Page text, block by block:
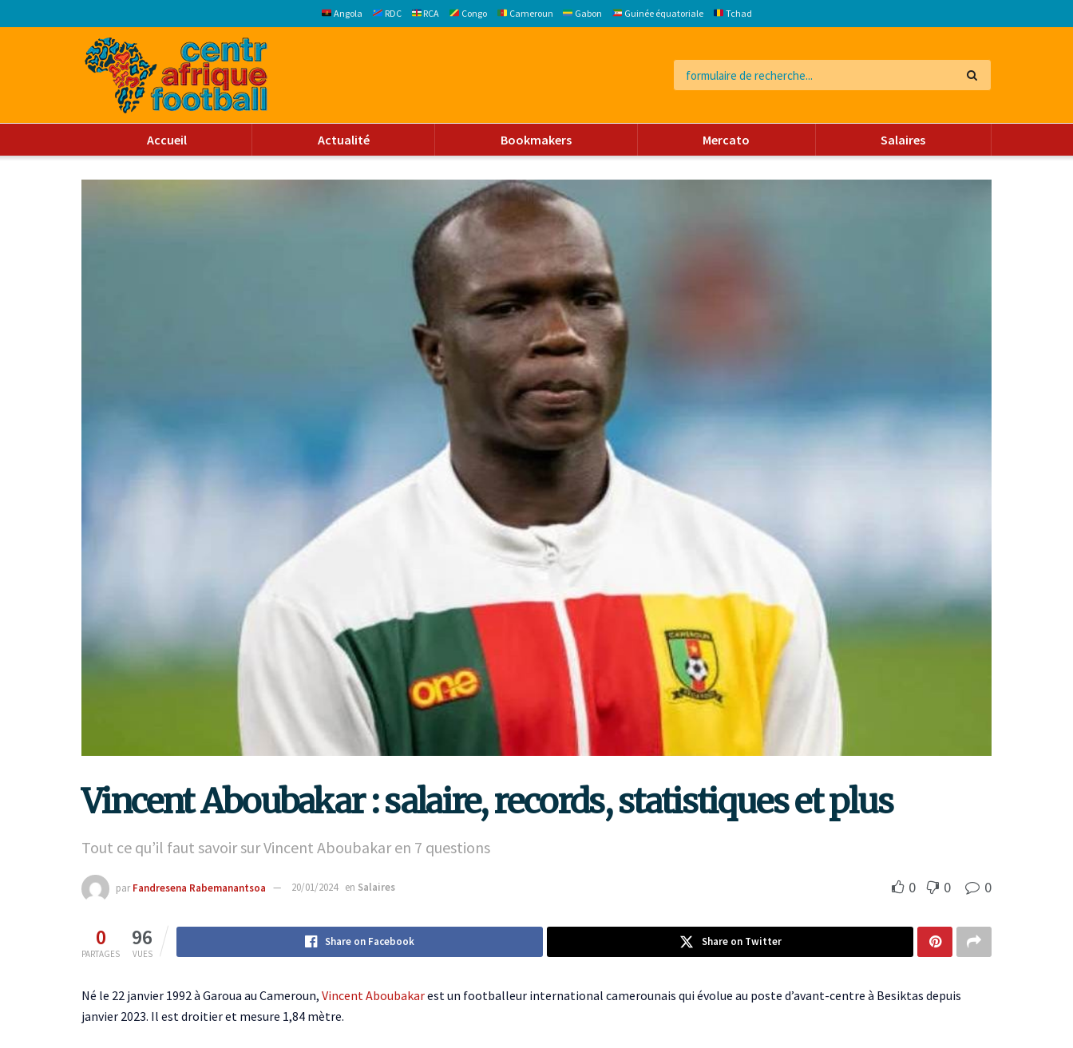
Angola RDC RCA Congo Cameroun Gabon Guinée équatoriale Tchad
Accueil Actualité Bookmakers Mercato Salaires
Vincent Aboubakar : salaire, records, statistiques et plus
Tout ce qu’il faut savoir sur Vincent Aboubakar en 7 questions
par Fandresena Rabemanantsoa 20/01/2024 en Salaires 0 0 0
0
PARTAGES
96
VUES
Share on Facebook Share on Twitter
Né le 22 janvier 1992 à Garoua au Cameroun, Vincent Aboubakarest un footballeur international camerounais qui évolue au poste d’avant-centre à Besiktas depuis
janvier 2023. Il est droitier et mesure 1,84 mètre.